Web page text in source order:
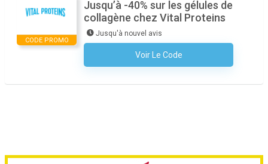
CODE PROMO
Jusqu’à -40% sur les gélules de
collagène chez Vital Proteins
Jusqu'à nouvel avis
Voir Le Code
Aucun Code N'est Nécessaire